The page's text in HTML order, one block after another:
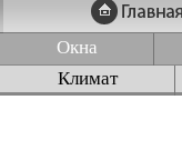
Окна
Климат